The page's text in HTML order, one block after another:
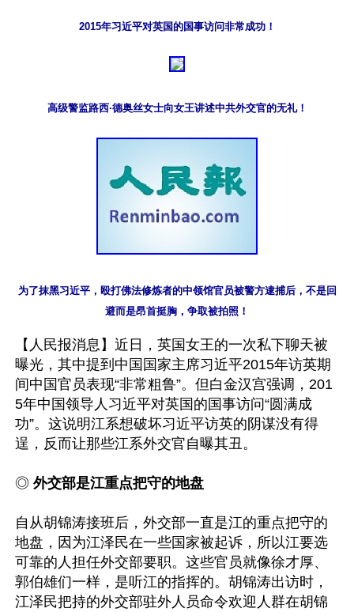
2015年习近平对英国的国事访问非常成功！
高级警监路西·德奥丝女士向女王讲述中共外交官的无礼！
为了抹黑习近平，殴打佛法修炼者的中领馆官员被警方逮捕后，不是回
避而是昂首挺胸，争取被拍照！
【人民报消息】近日，英国女王的一次私下聊天被
曝光，其中提到中国国家主席习近平2015年访英期
间中国官员表现“非常粗鲁”。但白金汉宫强调，201
5年中国领导人习近平对英国的国事访问“圆满成
功”。这说明江系想破坏习近平访英的阴谋没有得
逞，反而让那些江系外交官自曝其丑。
◎ 外交部是江重点把守的地盘
自从胡锦涛接班后，外交部一直是江的重点把守的
地盘，因为江泽民在一些国家被起诉，所以江要选
可靠的人担任外交部要职。这些官员就像徐才厚、
郭伯雄们一样，是听江的指挥的。胡锦涛出访时，
江泽民把持的外交部驻外人员命令欢迎人群在胡锦